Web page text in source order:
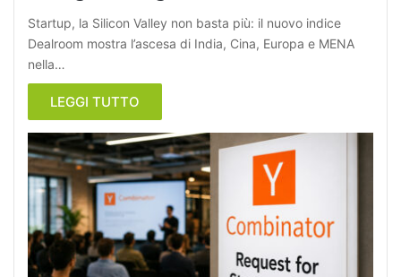
Startup, la Silicon Valley non basta più: il nuovo indice
Dealroom mostra l’ascesa di India, Cina, Europa e MENA
nella…
LEGGI TUTTO